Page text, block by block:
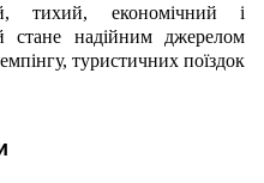
економічний і
стане надійним джерелом
туристичних поїздок